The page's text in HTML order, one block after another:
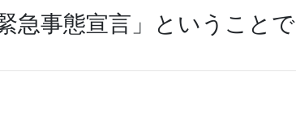
急事態宣言」ということで